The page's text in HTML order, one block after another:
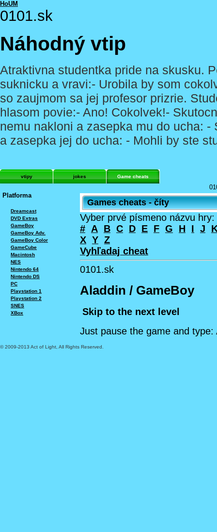
HoUM
0101.sk
Náhodný vtip
Atraktivna studentka pride na skusku.
suknicku a vravi:- Urobila by som
so zaujmom sa jej profesor prizrie.
hlasom povie:- Ano! Cokolvek!-
nemu nakloni a zasepka mu do ucha:
a zasepka jej do ucha: - Mohli by ste
vtipy jokes Game cheats
Platforma
Dreamcast
DVD Extras
GameBoy
GameBoy Adv.
GameBoy Color
GameCube
Macintosh
NES
Nintendo 64
Nintendo DS
PC
Playstation 1
Playstation 2
SNES
XBox
Games cheats - číty
Vyber prvé písmeno názvu hry:
# A B C D E F G H I J
X Y Z
Vyhľadaj cheat
0101.sk
Aladdin / GameBoy
Skip to the next level
Just pause the game and type:
© 2009-2013 Act of Light, All Rights Reserved.